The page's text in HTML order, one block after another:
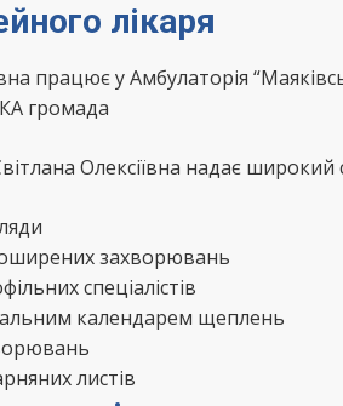
лікаря
працює у Амбулаторія
громада
Олексіївна надає широкий
захворювань
спеціалістів
календарем щеплень
листів